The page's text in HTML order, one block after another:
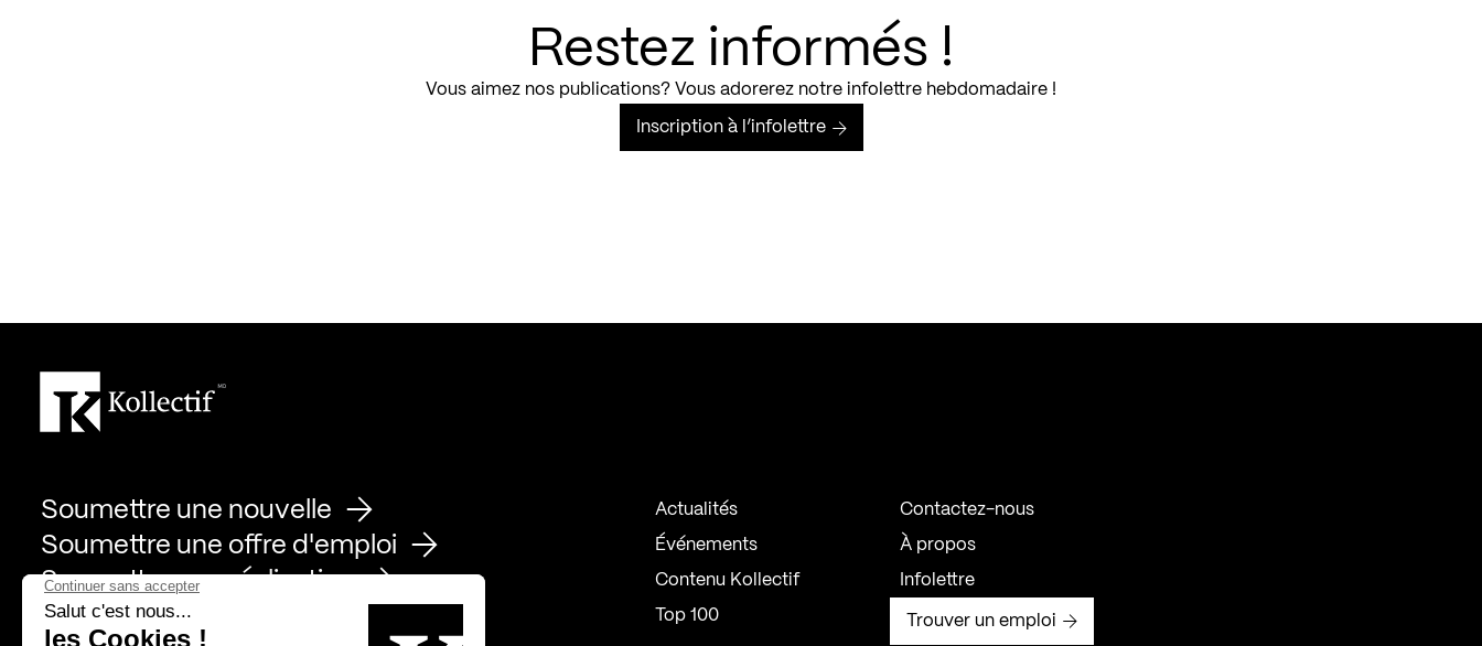
Restez informés !
Vous aimez nos publications? Vous adorerez notre infolettre hebdomadaire !
Inscription à l’infolettre
Soumettre une nouvelle
Soumettre une offre d'emploi
Soumettre une réalisation
Actualités
Événements
Contenu Kollectif
Top 100
Contactez-nous
À propos
Infolettre
Trouver un emploi